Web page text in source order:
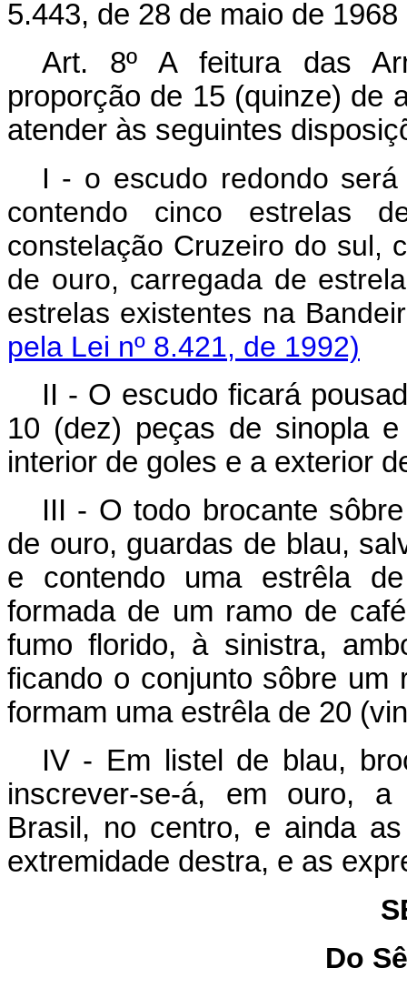
5.443, de 28 de maio de 1968
Art. 8º A feitura das
proporção de 15 (quinze) de
atender às seguintes
I - o escudo redondo
contendo cinco estrelas
constelação Cruzeiro do sul,
de ouro, carregada de
estrelas existentes na
pela Lei nº 8.421, de 1992)
II - O escudo ficará
10 (dez) peças de sinopla
interior de goles e a exterior
III - O todo brocante
de ouro, guardas de blau,
e contendo uma estrêla
formada de um ramo de
fumo florido, à sinistra,
ficando o conjunto sôbre um
formam uma estrêla de 20
IV - Em listel de blau,
inscrever-se-á, em ouro,
Brasil, no centro, e ainda
extremidade destra, e as
Do